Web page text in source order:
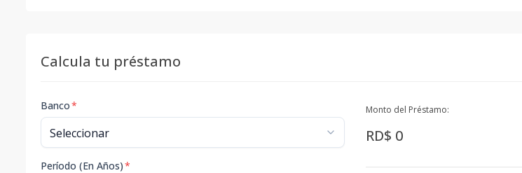
Calcula tu préstamo
Banco*
Período (En Años)*
Monto del Préstamo:
RD$ 0